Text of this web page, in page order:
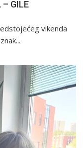
– GILE
vikenda